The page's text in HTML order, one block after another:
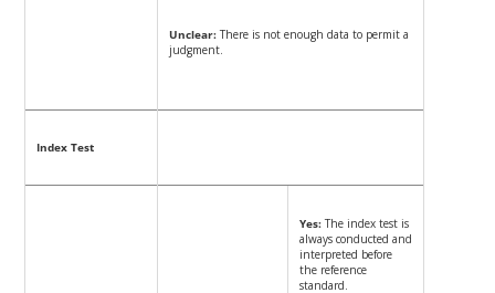
Unclear:There is not enough data to permit a
judgment.
Index Test
Yes:The index test is
always conducted and
interpreted before
the reference
standard.